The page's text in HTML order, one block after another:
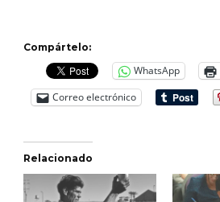
Compártelo:
WhatsApp
Correo electrónico
Relacionado